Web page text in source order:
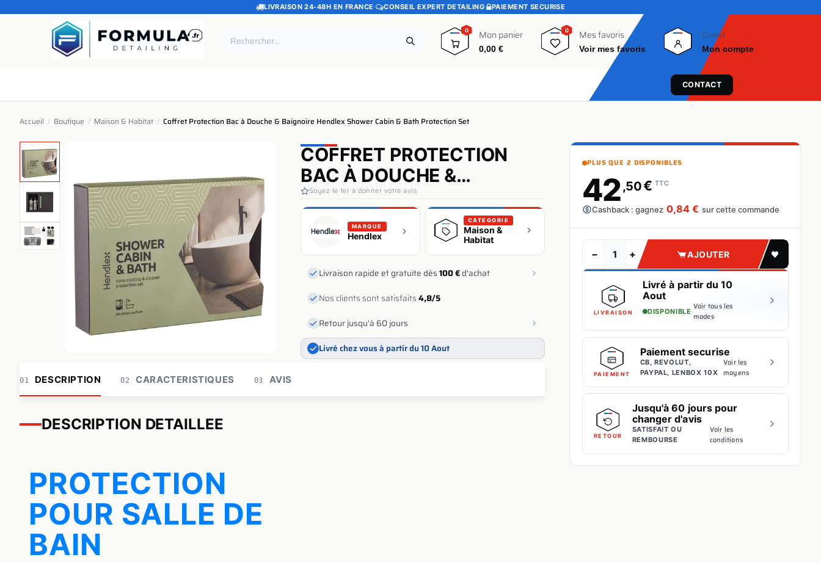
SE RENDRE AU CONTENU
LIVRAISON 24-48H EN FRANCE · CONSEIL EXPERT DETAILING· PAIEMENT SECURISE
0 Mon panier
0,00€
0
0 Mes favoris
Voir mes favoris
Guest
Mon compte
CONTACT
Accueil / Boutique / Maison & Habitat / Coffret Protection Bac à Douche & Baignoire Hendlex Shower Cabin & Bath Protection Set
COFFRET PROTECTION
BAC À DOUCHE &
BAIGNOIRE HENDLEX
SHOWER CABIN & BATH
PROTECTION SET
Soyez le 1er a donner votre avis
MARQUE
Hendlex
CATEGORIE
Maison &
Habitat
Livraison rapide et gratuite dès100 €d'achat
Nos clients sont satisfaits4,8/5
Retour jusqu'à 60 jours
Livré chez vous à partir du 10 Aout
01 DESCRIPTION 02 CARACTERISTIQUES 03 AVIS
DESCRIPTION DETAILLEE
PROTECTION
POUR SALLE DE
BAIN
PLUS QUE 2 DISPONIBLES
42,50€ TTC
Cashback : gagnez 0,84 € sur cette commande
− + AJOUTER
LIVRAISON
Livré à partir du 10
Aout
DISPONIBLE ·Voir tous les
modes
PAIEMENT
Paiement securise
CB, REVOLUT,
PAYPAL, LENBOX 10X ·Voir les
moyens
RETOUR
Jusqu'à 60 jours pour
changer d'avis
SATISFAIT OU
REMBOURSE
·Voir les
conditions